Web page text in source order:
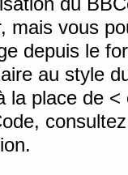
mais vous
depuis le
au style
la place de <